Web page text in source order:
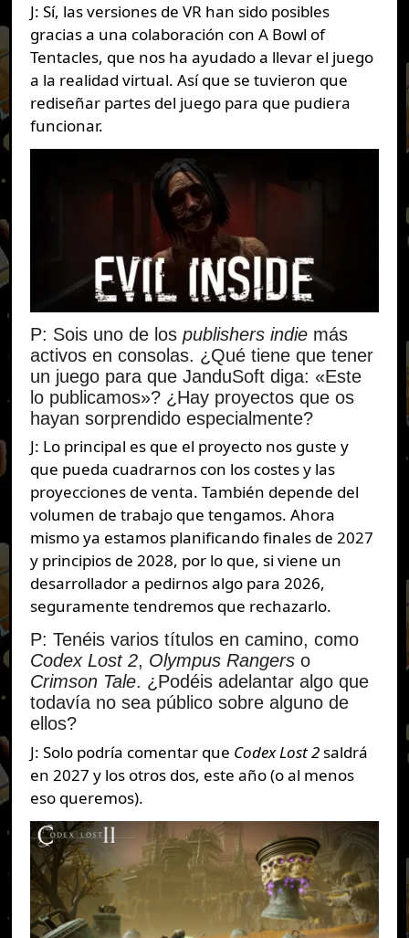
J: Sí, las versiones de VR han sido posibles
gracias a una colaboración con A Bowl of
Tentacles, que nos ha ayudado a llevar el juego
a la realidad virtual. Así que se tuvieron que
rediseñar partes del juego para que pudiera
funcionar.
P: Sois uno de los publishers indiemás
activos en consolas. ¿Qué tiene que tener
un juego para que JanduSoft diga: «Este
lo publicamos»? ¿Hay proyectos que os
hayan sorprendido especialmente?
J: Lo principal es que el proyecto nos guste y
que pueda cuadrarnos con los costes y las
proyecciones de venta. También depende del
volumen de trabajo que tengamos. Ahora
mismo ya estamos planificando finales de 2027
y principios de 2028, por lo que, si viene un
desarrollador a pedirnos algo para 2026,
seguramente tendremos que rechazarlo.
P: Tenéis varios títulos en camino, como
Codex Lost 2, Olympus Rangerso
Crimson Tale. ¿Podéis adelantar algo que
todavía no sea público sobre alguno de
ellos?
J: Solo podría comentar que Codex Lost 2saldrá
en 2027 y los otros dos, este año (o al menos
eso queremos).